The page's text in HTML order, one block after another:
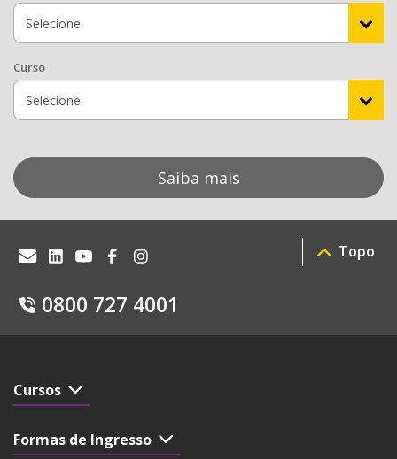
Curso
Saiba mais
0800 727 4001
Topo
Cursos
Formas de Ingresso